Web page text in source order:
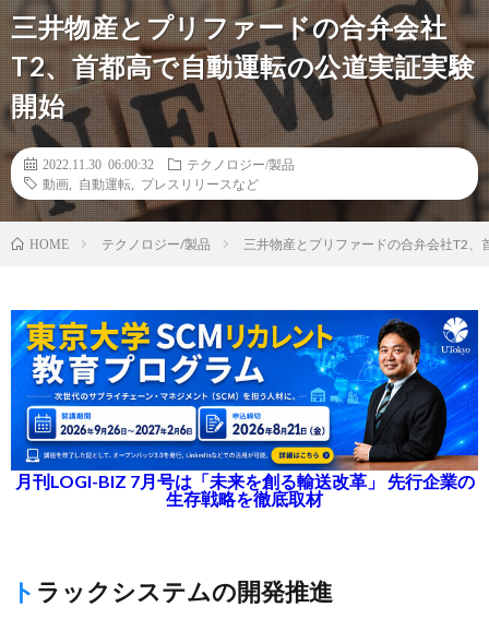
三井物産とプリファードの合弁会社
T2、首都高で自動運転の公道実証実験
開始
2022.11.30 06:00:32
テクノロジー/製品
動画
自動運転 プレスリリースなど
HOME テクノロジー/製品 三井物産とプリファードの合弁会社T2
月刊LOGI-BIZ 7月号は「未来を創る輸送改革」 先行企業の
生存戦略を徹底取材
トラックシステムの開発推進